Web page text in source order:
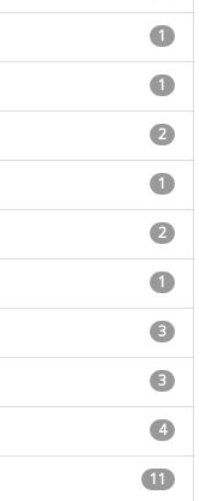
1
1
2
1
2
1
3
3
4
11